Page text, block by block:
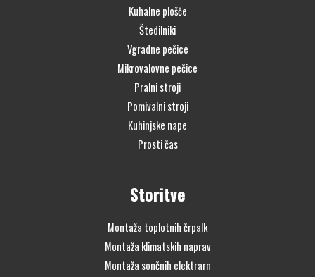
Kuhalne plošče
Štedilniki
Vgradne pečice
Mikrovalovne pečice
Pralni stroji
Pomivalni stroji
Kuhinjske nape
Prosti čas
Storitve
Montaža toplotnih črpalk
Montaža klimatskih naprav
Montaža sončnih elektrarn